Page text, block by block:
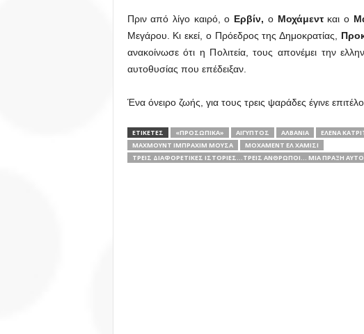
Πριν από λίγο καιρό, ο Ερβίν, ο Μοχάμεντκαι ο
Μεγάρου. Κι εκεί, ο Πρόεδρος της Δημοκρατίας,
ανακοίνωσε ότι η Πολιτεία, τους απονέμει την
αυτοθυσίας που επέδειξαν.
Ένα όνειρο ζωής, για τους τρεις ψαράδες έγινε
ΕΤΙΚΕΤΕΣ «ΠΡΟΣΩΠΙΚΆ» ΑΊΓΥΠΤΟΣ ΑΛΒΑΝΊΑ ΈΛΕΝΑ
ΜΑΧΜΟΎΝΤ ΙΜΠΡΑΧΊΜ ΜΟΎΣΑ
ΜΟΧΆΜΕΝΤ ΕΛ ΧΑΜΊΣΙ
ΤΡΕΙΣ ΔΙΑΦΟΡΕΤΙΚΈΣ ΙΣΤΟΡΊΕΣ...ΤΡΕΙΣ ΆΝΘΡΩΠΟΙ... ΜΙΑ ΠΡΆΞΗ